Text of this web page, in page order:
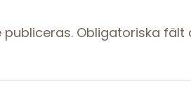
Obligatoriska fält